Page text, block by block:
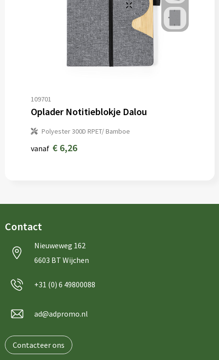
109701
Oplader Notitieblokje Dalou
Polyester 300D RPET/ Bamboe
vanaf € 6,26
Contact
Nieuweweg 162
6603 BT Wijchen
+31 (0) 6 49800088
ad@adpromo.nl
Contacteer ons